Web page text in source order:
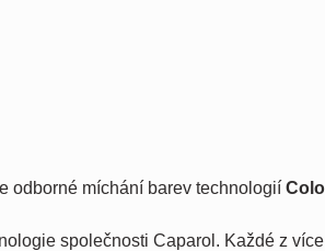
odborné míchání barev technologií
společnosti Caparol. Každé z